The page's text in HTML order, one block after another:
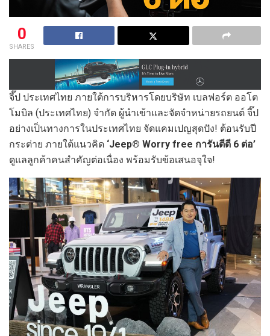
0
SHARES
จี๊ป ประเทศไทย ภายใต้การบริหารโดยบริษัท เบลฟอร์ต ออโต
โมบิล (ประเทศไทย) จำกัด ผู้นำเข้าและจัดจำหน่ายรถยนต์ จี๊ป
อย่างเป็นทางการในประเทศไทย จัดแคมเปญสุดปัง! ต้อนรับปี
กระต่าย ภายใต้แนวคิด ‘Jeep® Worry free การันตีดี 6 ต่อ’
ดูแลลูกค้าคนสำคัญต่อเนื่อง พร้อมรับข้อเสนอจุใจ!